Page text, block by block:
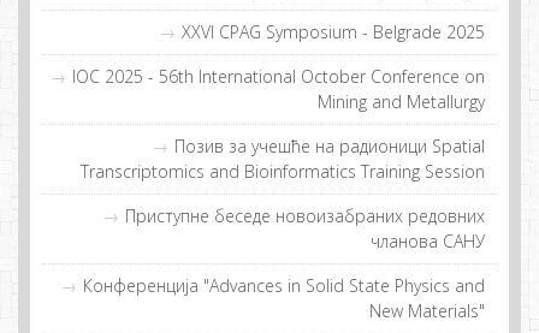
XXVI CPAG Symposium - Belgrade 2025
IOC 2025 - 56th International October Conference on
Mining and Metallurgy
Пoзив зa учeшћe нa рaдиoници Spatial
Transcriptomics and Bioinformatics Training Session
Приступне беседе новоизабраних редовних
чланова САНУ
Конференција "Advances in Solid State Physics and
New Materials"